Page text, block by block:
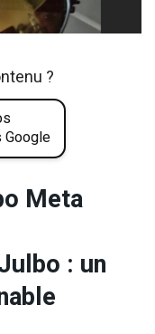
?
Meta
: un